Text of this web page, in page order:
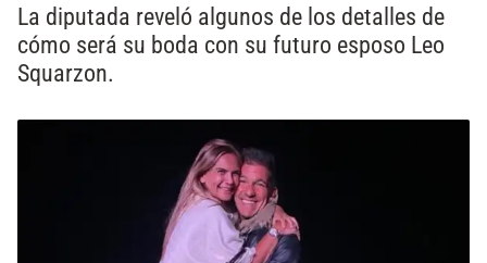
La diputada reveló algunos de los detalles de
cómo será su boda con su futuro esposo Leo
Squarzon.